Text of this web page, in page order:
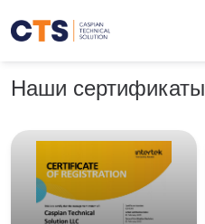
Наши сертификаты